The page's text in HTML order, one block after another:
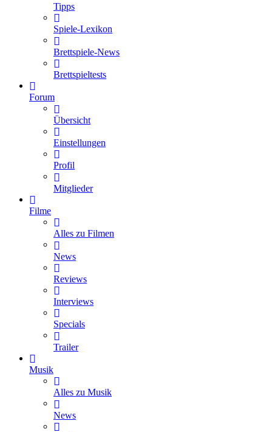
Tipps
Spiele-Lexikon
Brettspiele-News
Brettspieltests
Forum
Übersicht
Einstellungen
Profil
Mitglieder
Filme
Alles zu Filmen
News
Reviews
Interviews
Specials
Trailer
Musik
Alles zu Musik
News